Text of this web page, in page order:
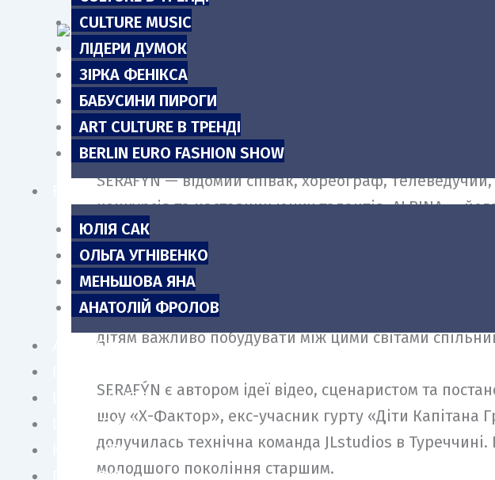
CULTURE MUSIC
ЛІДЕРИ ДУМОК
ЗІРКА ФЕНІКСА
БАБУСИНИ ПИРОГИ
ART CULTURE В ТРЕНДІ
BERLIN EURO FASHION SHOW
БЛОГИ
ЮЛІЯ САК
ОЛЬГА УГНІВЕНКО
МЕНЬШОВА ЯНА
АНАТОЛІЙ ФРОЛОВ
АНОНСИ
ШОУ БІЗНЕС
LIFE STYLE
КУЛЬТУРА
FASHION
Одна із самих особливих дуетних робіт SERAFÝN і
подробицями створення цього чуттєвого та
SERAFÝN — відомий співак, хореограф,
конкурсів та наставник юних талантів. ALBINA —
отримала більше десятка перемог на міжнародних
якості хедлайнера на міжнародних пісенних заходах.
“Шлях” — пісня, написана самим SERAFÝN, в якій
дітям важливо побудувати між цими світами
SERAFÝN є автором ідеї відео, сценаристом та
шоу «Х-Фактор», екс-учасник гурту «Діти
долучилась технічна команда JLstudios в Туреччині.
молодшого покоління старшим.